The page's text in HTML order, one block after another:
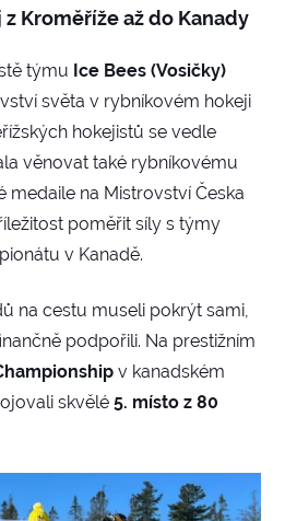
Kroměříže až do Kanady
týmu Ice Bees (Vosičky)
světa v rybníkovém hokeji
hokejistů se vedle
věnovat také rybníkovému
medaile na Mistrovství Česka
poměřit síly s týmy
v Kanadě.
na cestu museli pokrýt sami,
podpořili. Na prestižním
v kanadském
skvělé 5. místo z 80